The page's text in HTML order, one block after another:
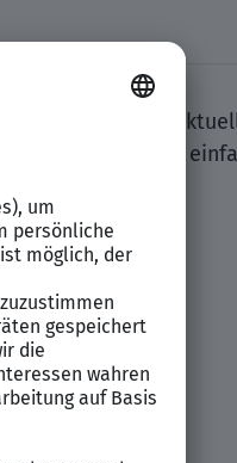
? Wir vermitteln
Sie das Team bei
Dokumenten